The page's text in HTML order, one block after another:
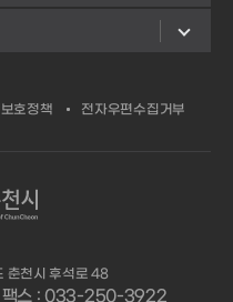
호정책 전자우편수집거부
춘천시 후석로 48
스 : 033-250-3922